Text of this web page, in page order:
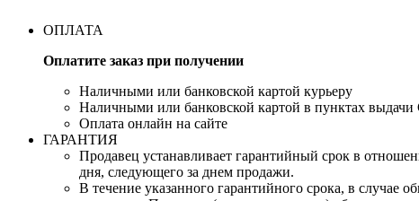
ОПЛАТА
Оплатите заказ при получении
Наличными или банковской картой курьеру
Наличными или банковской картой в пунктах
Оплата онлайн на сайте
ГАРАНТИЯ
Продавец устанавливает гарантийный срок в
дня, следующего за днем продажи.
В течение указанного гарантийного срока, в случае